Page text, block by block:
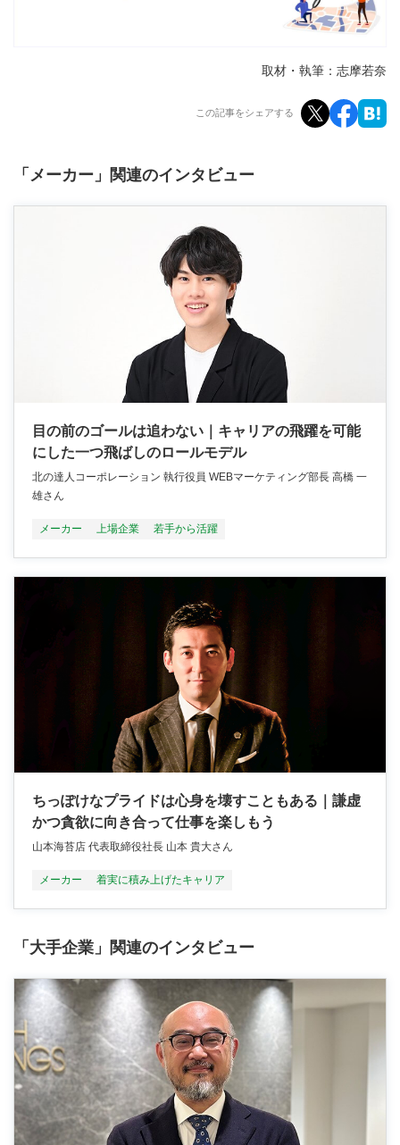
取材・執筆：志摩若奈
この記事をシェアする
「メーカー」関連のインタビュー
目の前のゴールは追わない｜キャリアの飛躍を可能
にした一つ飛ばしのロールモデル
北の達人コーポレーション 執行役員 WEBマーケティング部長 高橋 一
雄さん
メーカー 上場企業 若手から活躍
ちっぽけなプライドは心身を壊すこともある｜謙虚
かつ貪欲に向き合って仕事を楽しもう
山本海苔店 代表取締役社長 山本 貴大さん
メーカー 着実に積み上げたキャリア
「大手企業」関連のインタビュー